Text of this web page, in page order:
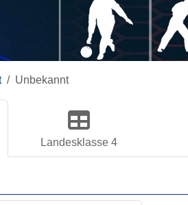
Unbekannt
Landesklasse 4